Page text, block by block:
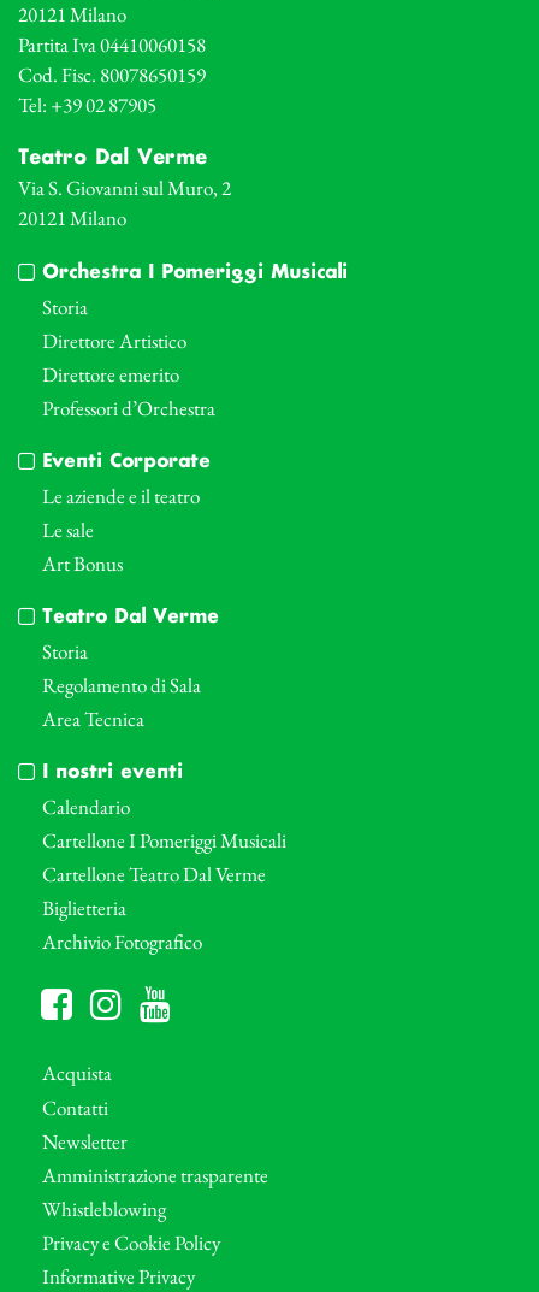
20121 Milano
Partita Iva 04410060158
Cod. Fisc. 80078650159
Tel: +39 02 87905
Teatro Dal Verme
Via S. Giovanni sul Muro, 2
20121 Milano
Orchestra I Pomeriggi Musicali
Storia
Direttore Artistico
Direttore emerito
Professori d’Orchestra
Eventi Corporate
Le aziende e il teatro
Le sale
Art Bonus
Teatro Dal Verme
Storia
Regolamento di Sala
Area Tecnica
I nostri eventi
Calendario
Cartellone I Pomeriggi Musicali
Cartellone Teatro Dal Verme
Biglietteria
Archivio Fotografico
Acquista
Contatti
Newsletter
Amministrazione trasparente
Whistleblowing
Privacy e Cookie Policy
Informative Privacy